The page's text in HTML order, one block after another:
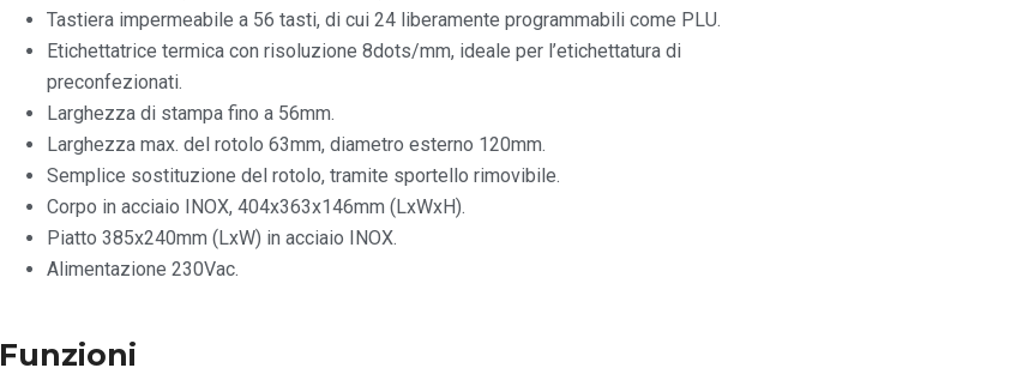
Tastiera impermeabile a 56 tasti, di cui 24 liberamente programmabili come PLU.
Etichettatrice termica con risoluzione 8dots/mm, ideale per l’etichettatura di
preconfezionati.
Larghezza di stampa fino a 56mm.
Larghezza max. del rotolo 63mm, diametro esterno 120mm.
Semplice sostituzione del rotolo, tramite sportello rimovibile.
Corpo in acciaio INOX, 404x363x146mm (LxWxH).
Piatto 385x240mm (LxW) in acciaio INOX.
Alimentazione 230Vac.
Funzioni